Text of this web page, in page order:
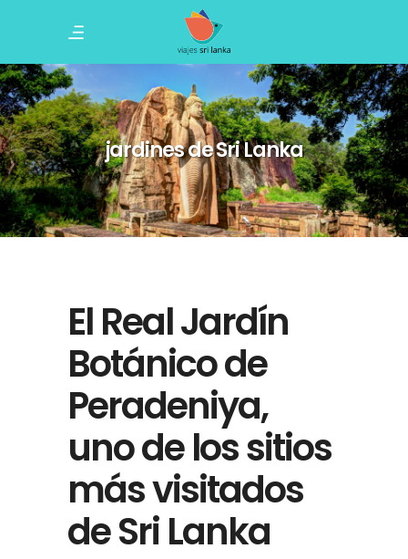
jardines de Sri Lanka
El Real Jardín
Botánico de
Peradeniya,
uno de los sitios
más visitados
de Sri Lanka